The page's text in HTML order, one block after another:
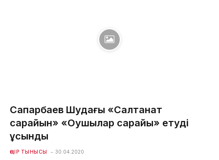
Сапарбаев Шудағы «Салтанат
сарайын» «Оқушылар сарайы» етуді
ұсынды
ӨҢІР ТЫНЫСЫ 30.04.2020